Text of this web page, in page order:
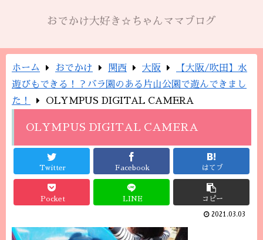
おでかけ大好き☆ちゃんママブログ
ホーム おでかけ 関西 大阪
【大阪/吹田】水
遊びもできる！？バラ園のある片山公園で遊んできまし
た！
OLYMPUS DIGITAL CAMERA
OLYMPUS DIGITAL CAMERA
Twitter Facebook はてブ
Pocket LINE コピー
2021.03.03